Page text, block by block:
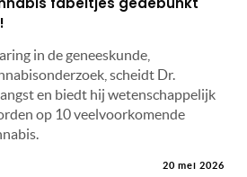
in de geneeskunde,
scheidt Dr.
en biedt hij wetenschappelijk
op 10 veelvoorkomende
20 mei 2026